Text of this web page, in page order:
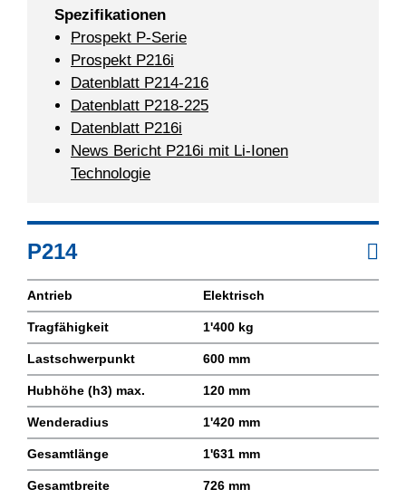
Spezifikationen
Prospekt P-Serie
Prospekt P216i
Datenblatt P214-216
Datenblatt P218-225
Datenblatt P216i
News Bericht P216i mit Li-Ionen
Technologie
P214
Antrieb Elektrisch
Tragfähigkeit 1'400 kg
Lastschwerpunkt 600 mm
Hubhöhe (h3) max. 120 mm
Wenderadius 1'420 mm
Gesamtlänge 1'631 mm
Gesamtbreite 726 mm